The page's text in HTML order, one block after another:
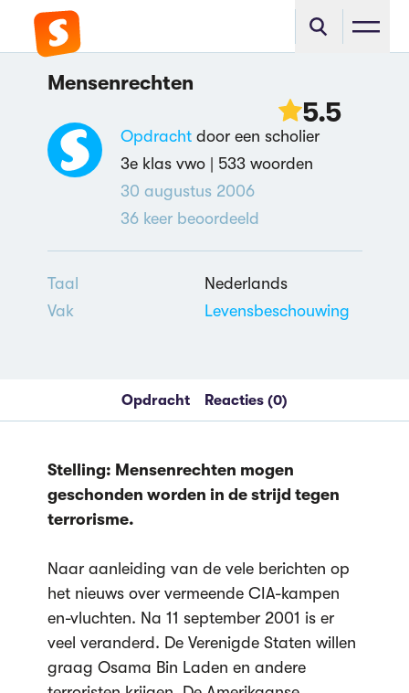
Mensenrechten
5.5
Opdrachtdoor een scholier
3e klas vwo | 533 woorden
30 augustus 2006
36keer beoordeeld
Taal
Nederlands
Vak
Levensbeschouwing
Opdracht Reacties (0)
Stelling: Mensenrechten mogen
geschonden worden in de strijd tegen
terrorisme.
Naar aanleiding van de vele berichten op
het nieuws over vermeende CIA-kampen
en-vluchten. Na 11 september 2001 is er
veel veranderd. De Verenigde Staten willen
graag Osama Bin Laden en andere